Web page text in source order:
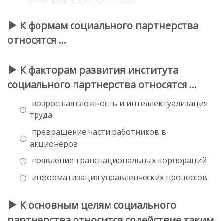
К формам социального партнерства
относятся …
К факторам развития института
социального партнерства относятся …
возросшая сложность и интеллектуализация
труда
превращение части работников в
акционеров
появление транснациональных корпораций
информатизация управленческих процессов
К основным целям социального